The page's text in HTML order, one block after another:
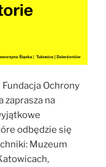
Ochrony
zaprasza na
odbędzie się
Muzeum